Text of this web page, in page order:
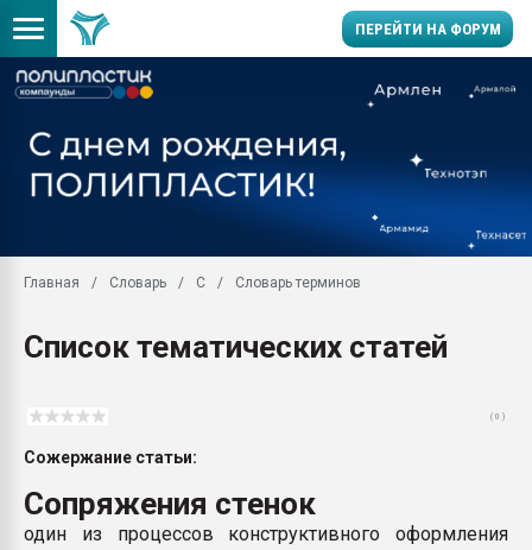
ПЕРЕЙТИ НА ФОРУМ
Вакуум-формовочные
28.07.2026
28.07.2026
ситуацией на
поликарбоната и АБС-
Главная Словарь С Словарь терминов
Список тематических статей
( 0 )
Сожержание статьи:
Сопряжения стенок
один из процессов конструктивного оформления